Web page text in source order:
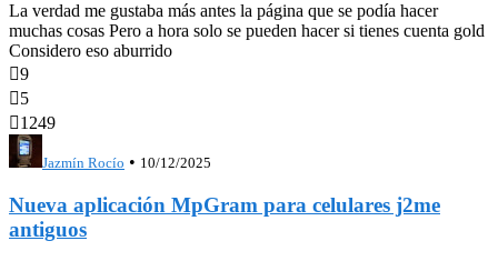
La verdad me gustaba más antes la página que se podía hacer
muchas cosas Pero a hora solo se pueden hacer si tienes cuenta gold
Considero eso aburrido
9
5
1249
Jazmín Rocío • 10/12/2025
Nueva aplicación MpGram para celulares j2me
antiguos